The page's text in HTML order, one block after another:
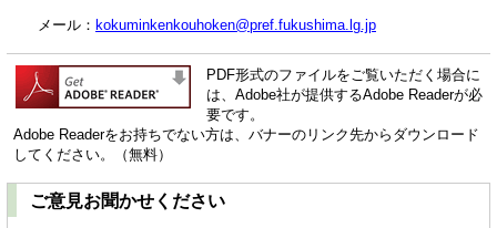
メール： kokuminkenkouhoken@pref.fukushima.lg.jp
PDF形式のファイルをご覧いただく場合に
は、Adobe社が提供するAdobe Readerが必
要です。
Adobe Readerをお持ちでない方は、バナーのリンク先からダウンロード
してください。（無料）
ご意見お聞かせください